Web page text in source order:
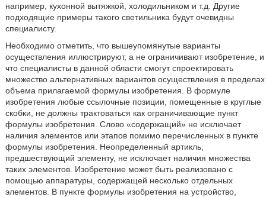
например, кухонной вытяжкой, холодильником и т.д. Другие
подходящие примеры такого светильника будут очевидны
специалисту.
Необходимо отметить, что вышеупомянутые варианты
осуществления иллюстрируют, а не ограничивают изобретение, и
что специалисты в данной области смогут спроектировать
множество альтернативных вариантов осуществления в пределах
объема прилагаемой формулы изобретения. В формуле
изобретения любые ссылочные позиции, помещенные в круглые
скобки, не должны трактоваться как ограничивающие пункт
формулы изобретения. Слово «содержащий» не исключает
наличия элементов или этапов помимо перечисленных в пункте
формулы изобретения. Неопределенный артикль,
предшествующий элементу, не исключает наличия множества
таких элементов. Изобретение может быть реализовано с
помощью аппаратуры, содержащей несколько отдельных
элементов. В пункте формулы изобретения на устройство,